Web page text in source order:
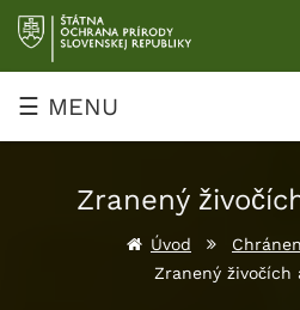
Prejsť
na
obsah
☰ MENU
Zranený
Úvod
Zranený živočích